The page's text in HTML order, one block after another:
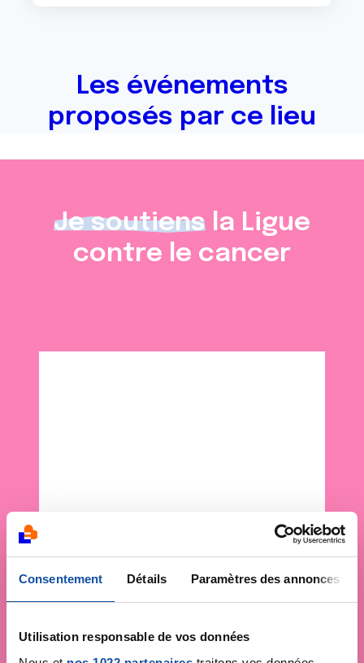
Consentement Détails Paramètres des annonces
Utilisation responsable de vos données
Les événements
proposés par ce lieu
Je soutiens la Ligue
contre le cancer